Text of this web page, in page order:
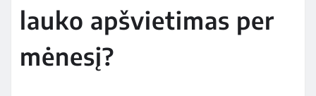
lauko apšvietimas per
mėnesį?